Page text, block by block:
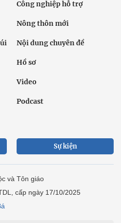
Công nghiệp hỗ trợ
Nông thôn mới
Nội dung chuyên đề
Hồ sơ
Video
Podcast
Sự kiện
và Tôn giáo
cấp ngày 17/10/2025